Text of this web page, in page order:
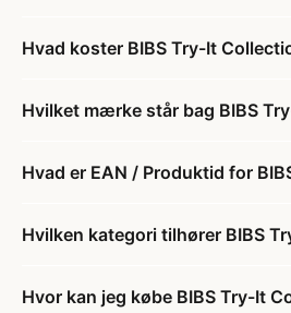
Hvad koster BIBS Try-It
Hvilket mærke står bag BIBS
Hvad er EAN / Produktid for
Hvilken kategori tilhører BIBS
Hvor kan jeg købe BIBS Try-It